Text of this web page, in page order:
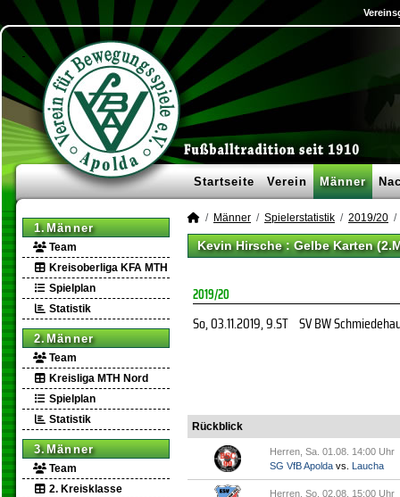
Startseite Verein Männer
1.Männer
Team
Kreisoberliga KFA MTH
Spielplan
Statistik
2.Männer
Team
Kreisliga MTH Nord
Spielplan
Statistik
3.Männer
Team
2. Kreisklasse
Männer Spielerstatistik 2019/20
Kevin Hirsche : Gelbe Karten
2019/20
So, 03.11.2019, 9.ST SV BW
Rückblick
Herren, Sa. 01.08. 14:00 Uhr
SG VfB Apolda vs. Laucha
Herren, So. 02.08. 15:00 Uhr